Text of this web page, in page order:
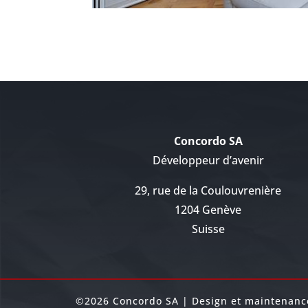
Concordo SA
Développeur d’avenir
29, rue de la Coulouvrenière
1204 Genève
Suisse
©2026 Concordo SA | Design et